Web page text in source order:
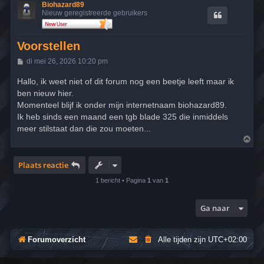
Biohazard89
Nieuw geregistreerde gebruikers
Voorstellen
B
i
c
h
t
di mei 26, 2026 10:20 pm
Hallo, ik weet niet of dit forum nog een beetje leeft maar ik
ben nieuw hier.
Momenteel blijf ik onder mijn internetnaam biohazard89.
Ik heb sinds een maand een tgb blade 325 die inmiddels
meer stilstaat dan die zou moeten...
m
Plaats reactie
1 bericht • Pagina 1 van 1
Ga naar
Forumoverzicht Alle tijden zijnUTC+02:00